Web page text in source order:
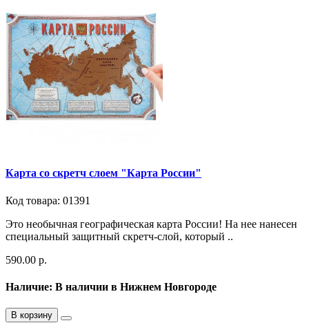
Карта со скретч слоем "Карта России"
Код товара: 01391
Это необычная географическая карта России! На нее нанесен
специальный защитный скретч-слой, который ..
590.00 р.
Наличие: В наличии в Нижнем Новгороде
В корзину